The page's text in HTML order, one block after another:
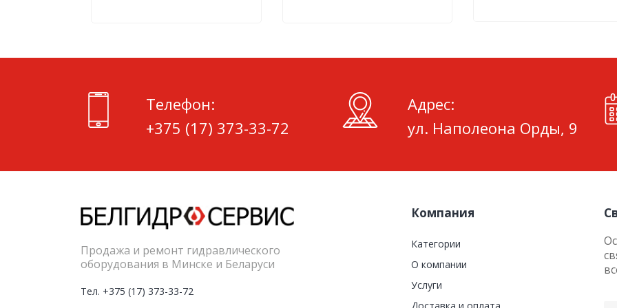
Телефон:
+375 (17) 373-33-72
Адрес:
ул. Наполеона Орды, 9
Продажа и ремонт гидравлического
оборудования в Минске и Беларуси
Тел. +375 (17) 373-33-72
Компания
Категории
О компании
Услуги